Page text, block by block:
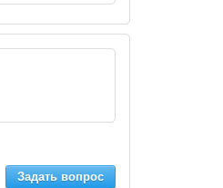
Задать вопрос